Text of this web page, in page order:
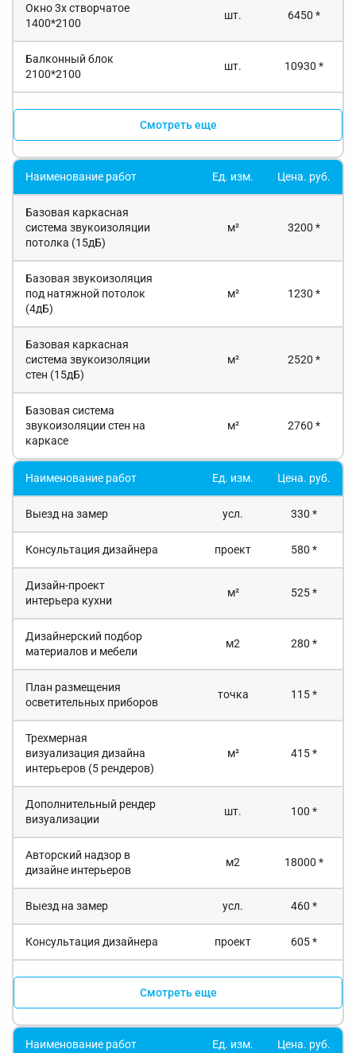
Окно 3х створчатое
1400*2100
шт. 6450 *
Балконный блок
2100*2100
шт. 10930 *
Смотреть еще
Наименование работ Ед. изм. Цена. руб.
Базовая каркасная
система звукоизоляции
потолка (15дБ)
м² 3200 *
Базовая звукоизоляция
под натяжной потолок
(4дБ)
м² 1230 *
Базовая каркасная
система звукоизоляции
стен (15дБ)
м² 2520 *
Базовая система
звукоизоляции стен на
каркасе
м² 2760 *
Наименование работ Ед. изм. Цена. руб.
Выезд на замер усл. 330 *
Консультация дизайнера проект 580 *
Дизайн-проект
интерьера кухни
м² 525 *
Дизайнерский подбор
материалов и мебели
м2 280 *
План размещения
осветительных приборов
точка 115 *
Трехмерная
визуализация дизайна
интерьеров (5 рендеров)
м² 415 *
Дополнительный рендер
визуализации
шт. 100 *
Авторский надзор в
дизайне интерьеров
м2 18000 *
Выезд на замер усл. 460 *
Консультация дизайнера проект 605 *
Смотреть еще
Наименование работ Ед. изм. Цена. руб.